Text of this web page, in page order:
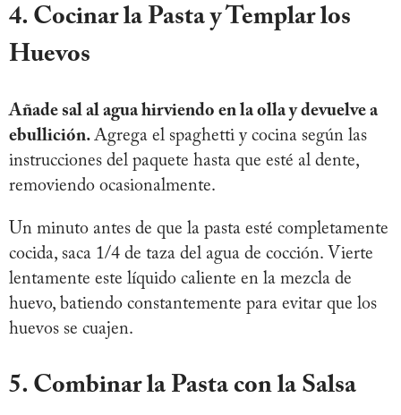
4. Cocinar la Pasta y Templar los
Huevos
Añade sal al agua hirviendo en la olla y devuelve a
ebullición. Agrega el spaghetti y cocina según las
instrucciones del paquete hasta que esté al dente,
removiendo ocasionalmente.
Un minuto antes de que la pasta esté completamente
cocida, saca 1/4 de taza del agua de cocción. Vierte
lentamente este líquido caliente en la mezcla de
huevo, batiendo constantemente para evitar que los
huevos se cuajen.
5. Combinar la Pasta con la Salsa